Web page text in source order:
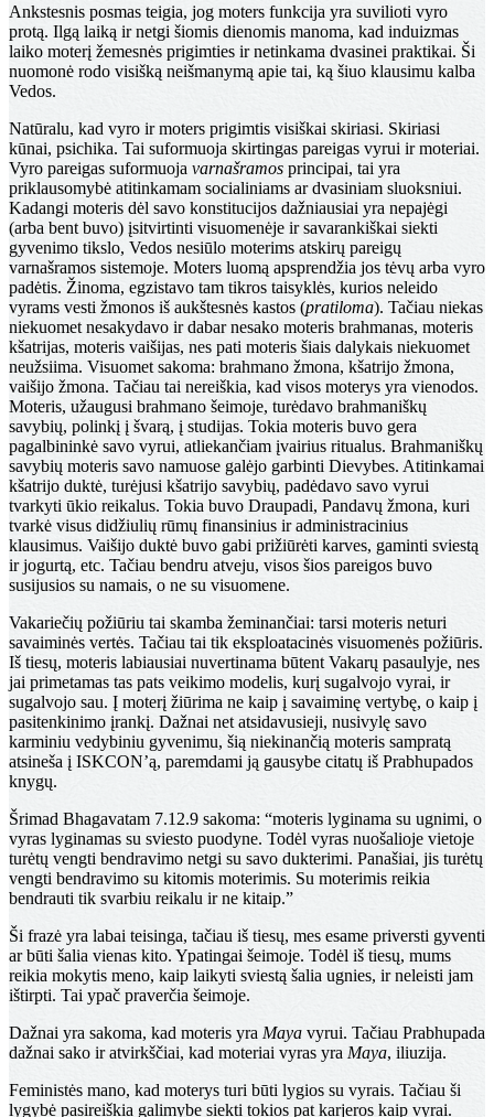
Ankstesnis posmas teigia, jog moters funkcija yra suvilioti vyro
protą. Ilgą laiką ir netgi šiomis dienomis manoma, kad induizmas
laiko moterį žemesnės prigimties ir netinkama dvasinei praktikai. Ši
nuomonė rodo visišką neišmanymą apie tai, ką šiuo klausimu kalba
Vedos.
Natūralu, kad vyro ir moters prigimtis visiškai skiriasi. Skiriasi
kūnai, psichika. Tai suformuoja skirtingas pareigas vyrui ir moteriai.
Vyro pareigas suformuoja varnašramos principai, tai yra
priklausomybė atitinkamam socialiniams ar dvasiniam sluoksniui.
Kadangi moteris dėl savo konstitucijos dažniausiai yra nepajėgi
(arba bent buvo) įsitvirtinti visuomenėje ir savarankiškai siekti
gyvenimo tikslo, Vedos nesiūlo moterims atskirų pareigų
varnašramos sistemoje. Moters luomą apsprendžia jos tėvų arba vyro
padėtis. Žinoma, egzistavo tam tikros taisyklės, kurios neleido
vyrams vesti žmonos iš aukštesnės kastos (pratiloma). Tačiau niekas
niekuomet nesakydavo ir dabar nesako moteris brahmanas, moteris
kšatrijas, moteris vaišijas, nes pati moteris šiais dalykais niekuomet
neužsiima. Visuomet sakoma: brahmano žmona, kšatrijo žmona,
vaišijo žmona. Tačiau tai nereiškia, kad visos moterys yra vienodos.
Moteris, užaugusi brahmano šeimoje, turėdavo brahmaniškų
savybių, polinkį į švarą, į studijas. Tokia moteris buvo gera
pagalbininkė savo vyrui, atliekančiam įvairius ritualus. Brahmaniškų
savybių moteris savo namuose galėjo garbinti Dievybes. Atitinkamai
kšatrijo duktė, turėjusi kšatrijo savybių, padėdavo savo vyrui
tvarkyti ūkio reikalus. Tokia buvo Draupadi, Pandavų žmona, kuri
tvarkė visus didžiulių rūmų finansinius ir administracinius
klausimus. Vaišijo duktė buvo gabi prižiūrėti karves, gaminti sviestą
ir jogurtą, etc. Tačiau bendru atveju, visos šios pareigos buvo
susijusios su namais, o ne su visuomene.
Vakariečių požiūriu tai skamba žeminančiai: tarsi moteris neturi
savaiminės vertės. Tačiau tai tik eksploatacinės visuomenės požiūris.
Iš tiesų, moteris labiausiai nuvertinama būtent Vakarų pasaulyje, nes
jai primetamas tas pats veikimo modelis, kurį sugalvojo vyrai, ir
sugalvojo sau. Į moterį žiūrima ne kaip į savaiminę vertybę, o kaip į
pasitenkinimo įrankį. Dažnai net atsidavusieji, nusivylę savo
karminiu vedybiniu gyvenimu, šią niekinančią moteris sampratą
atsineša į ISKCON’ą, paremdami ją gausybe citatų iš Prabhupados
knygų.
Šrimad Bhagavatam 7.12.9 sakoma: “moteris lyginama su ugnimi, o
vyras lyginamas su sviesto puodyne. Todėl vyras nuošalioje vietoje
turėtų vengti bendravimo netgi su savo dukterimi. Panašiai, jis turėtų
vengti bendravimo su kitomis moterimis. Su moterimis reikia
bendrauti tik svarbiu reikalu ir ne kitaip.”
Ši frazė yra labai teisinga, tačiau iš tiesų, mes esame priversti gyventi
ar būti šalia vienas kito. Ypatingai šeimoje. Todėl iš tiesų, mums
reikia mokytis meno, kaip laikyti sviestą šalia ugnies, ir neleisti jam
ištirpti. Tai ypač praverčia šeimoje.
Dažnai yra sakoma, kad moteris yra Maya vyrui. Tačiau Prabhupada
dažnai sako ir atvirkščiai, kad moteriai vyras yra Maya, iliuzija.
Feministės mano, kad moterys turi būti lygios su vyrais. Tačiau ši
lygybė pasireiškia galimybe siekti tokios pat karjeros kaip vyrai.